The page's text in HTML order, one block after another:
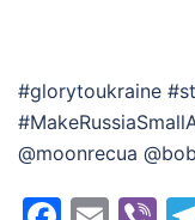
#glorytoukraine
@moonrecua